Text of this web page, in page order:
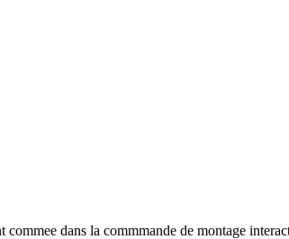
dans la commmande de montage